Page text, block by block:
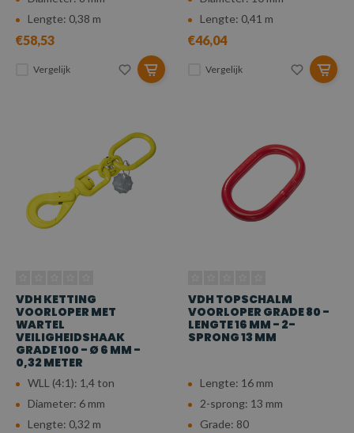
Lengte: 0,38 m
€58,53
Vergelijk
Lengte: 0,41 m
€46,04
Vergelijk
VDH KETTING
VOORLOPER MET
WARTEL
VEILIGHEIDSHAAK
GRADE 100 - Ø 6 MM -
0,32 METER
WLL (4:1): 1,4 ton
Diameter: 6 mm
Lengte: 0,32 m
VDH TOPSCHALM
VOORLOPER GRADE 80 -
LENGTE 16 MM - 2-
SPRONG 13 MM
Lengte: 16 mm
2-sprong: 13 mm
Grade: 80